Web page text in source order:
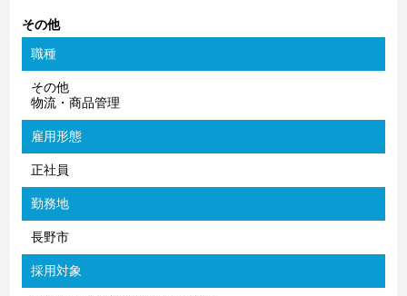
その他
職種
その他
物流・商品管理
雇用形態
正社員
勤務地
長野市
採用対象